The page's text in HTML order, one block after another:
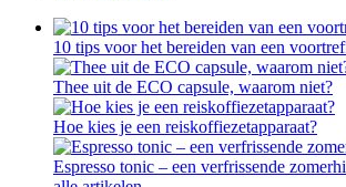
10 tips voor het bereiden van een
Thee uit de ECO capsule, waarom niet?
Hoe kies je een reiskoffiezetapparaat?
Espresso tonic – een verfrissende